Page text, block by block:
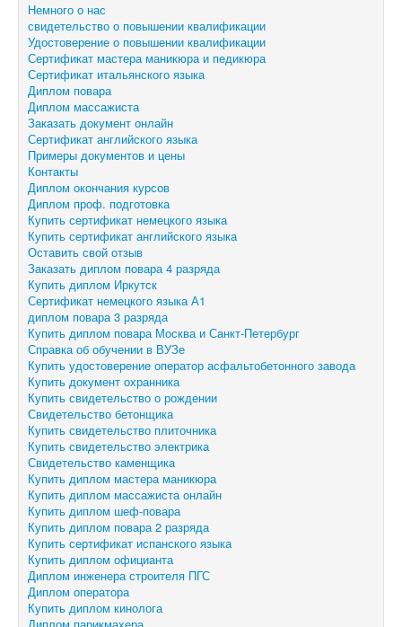
Немного о нас
свидетельство о повышении квалификации
Удостоверение о повышении квалификации
Сертификат мастера маникюра и педикюра
Сертификат итальянского языка
Диплом повара
Диплом массажиста
Заказать документ онлайн
Сертификат английского языка
Примеры документов и цены
Контакты
Диплом окончания курсов
Диплом проф. подготовка
Купить сертификат немецкого языка
Купить сертификат английского языка
Оставить свой отзыв
Заказать диплом повара 4 разряда
Купить диплом Иркутск
Сертификат немецкого языка А1
диплом повара 3 разряда
Купить диплом повара Москва и Санкт-Петербург
Справка об обучении в ВУЗе
Купить удостоверение оператор асфальтобетонного завода
Купить документ охранника
Купить свидетельство о рождении
Свидетельство бетонщика
Купить свидетельство плиточника
Купить свидетельство электрика
Свидетельство каменщика
Купить диплом мастера маникюра
Купить диплом массажиста онлайн
Купить диплом шеф-повара
Купить диплом повара 2 разряда
Купить сертификат испанского языка
Купить диплом официанта
Диплом инженера строителя ПГС
Диплом оператора
Купить диплом кинолога